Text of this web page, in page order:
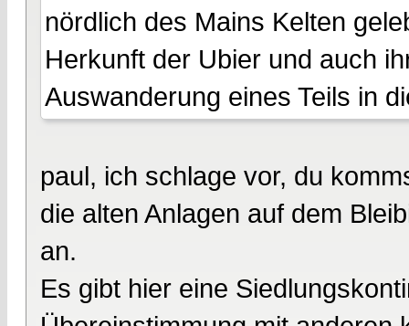
nördlich des Mains Kelten
Herkunft der Ubier und auch
Auswanderung eines Teils in
paul, ich schlage vor, du
die alten Anlagen auf dem
an.
Es gibt hier eine